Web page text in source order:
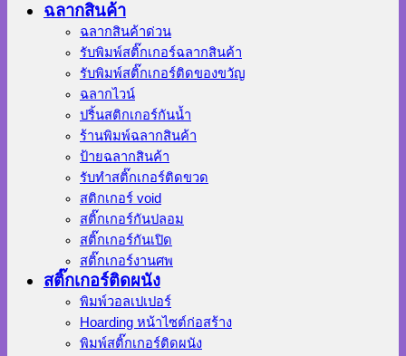
ฉลากสินค้า
ฉลากสินค้าด่วน
รับพิมพ์สติ๊กเกอร์ฉลากสินค้า
รับพิมพ์สติ๊กเกอร์ติดของขวัญ
ฉลากไวน์
ปริ้นสติกเกอร์กันน้ำ
ร้านพิมพ์ฉลากสินค้า
ป้ายฉลากสินค้า
รับทำสติ๊กเกอร์ติดขวด
สติกเกอร์ void
สติ๊กเกอร์กันปลอม
สติ๊กเกอร์กันเปิด
สติ๊กเกอร์งานศพ
สติ๊กเกอร์ติดผนัง
พิมพ์วอลเปเปอร์
Hoarding หน้าไซต์ก่อสร้าง
พิมพ์สติ๊กเกอร์ติดผนัง